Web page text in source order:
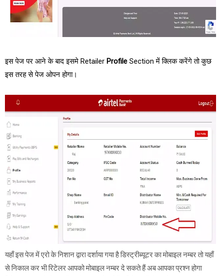
इस पेज पर आने के बाद इसमे Retailer Profile Section में क्लिक करेंगे तो कुछ
इस तरह से पेज ओपन होगा।
यहाँ इस पेज में एरो के निशान द्वारा दर्शाया गया है डिस्ट्रीब्यूटर का मोबाइल नम्बर तो यहाँ
से निकाल कर भी रिटेलर आपको मोबाइल नम्बर दे सकते हैं अब आपका प्रश्न होगा